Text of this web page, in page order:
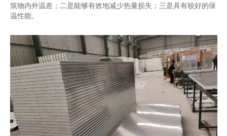
筑物内外温差；二是能够有效地减少热量损失；三是具有较好的保
温性能。